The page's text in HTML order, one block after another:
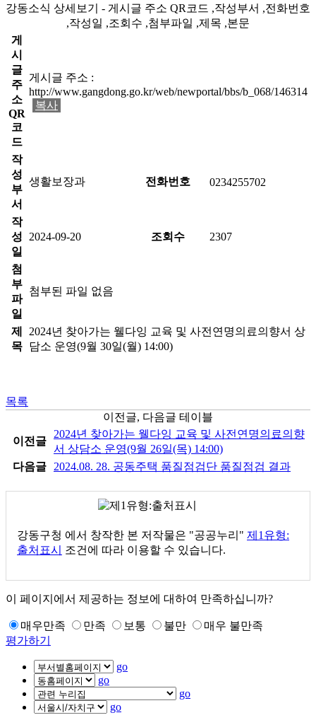
강동소식 상세보기 - 게시글 주소 QR코드 ,작성부서 ,전화번호
,작성일 ,조회수 ,첨부파일 ,제목 ,본문
게
시
글
주
소
QR
코
드
게시글 주소 :
http://www.gangdong.go.kr/web/newportal/bbs/b_068/146314
복사
작
성
부
서
생활보장과 전화번호 0234255702
작
성
일
2024-09-20 조회수 2307
첨
부
파
일
첨부된 파일 없음
제
목
2024년 찾아가는 웰다잉 교육 및 사전연명의료의향서 상
담소 운영(9월 30일(월) 14:00)
목록
이전글, 다음글 테이블
이전글
2024년 찾아가는 웰다잉 교육 및 사전연명의료의향
서 상담소 운영(9월 26일(목) 14:00)
다음글
2024.08. 28. 공동주택 품질점검단 품질점검 결과
강동구청 에서 창작한 본 저작물은 "공공누리" 제1유형:
출처표시
조건에 따라 이용할 수 있습니다.
이 페이지에서 제공하는 정보에 대하여 만족하십니까?
매우만족 만족 보통 불만
매우 불만족
평가하기
go
go
go
go